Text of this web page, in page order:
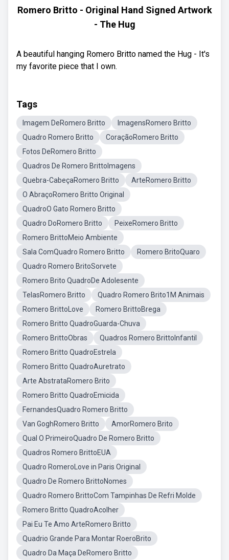
Romero Britto - Original Hand Signed Artwork
- The Hug
A beautiful hanging Romero Britto named the Hug - It's
my favorite piece that I own.
Tags
Imagem DeRomero Britto
ImagensRomero Britto
Quadro Romero Britto
CoraçãoRomero Britto
Fotos DeRomero Britto
Quadros De Romero BrittoImagens
Quebra-CabeçaRomero Britto
ArteRomero Britto
O AbraçoRomero Britto Original
QuadroO Gato Romero Britto
Quadro DoRomero Britto
PeixeRomero Britto
Romero BrittoMeio Ambiente
Sala ComQuadro Romero Britto
Romero BritoQuaro
Quadro Romero BritoSorvete
Romero Brito QuadroDe Adolesente
TelasRomero Britto
Quadro Romero Brito1M Animais
Romero BrittoLove
Romero BrittoBrega
Romero Britto QuadroGuarda-Chuva
Romero BrittoObras
Quadros Romero BrittoInfantil
Romero Britto QuadroEstrela
Romero Britto QuadroAuretrato
Arte AbstrataRomero Brito
Romero Britto QuadroEmicida
FernandesQuadro Romero Britto
Van GoghRomero Britto
AmorRomero Brito
Qual O PrimeiroQuadro De Romero Britto
Quadros Romero BrittoEUA
Quadro RomeroLove in Paris Original
Quadro De Romero BrittoNomes
Quadro Romero BrittoCom Tampinhas De Refri Molde
Romero Britto QuadroAcolher
Pai Eu Te Amo ArteRomero Britto
Quadrio Grande Para Montar RoeroBrito
Quadro Da Maça DeRomero Britto